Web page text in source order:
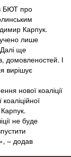
БЮТ про
Карпук.
лише
ще
домовленостей. І
вирішує
нової коаліції
не буде
– додав